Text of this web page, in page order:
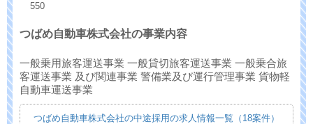
550
つばめ自動車株式会社の事業内容
一般乗用旅客運送事業 一般貸切旅客運送事業 一般乗合旅
客運送事業 及び関連事業 警備業及び運行管理事業 貨物軽
自動車運送事業
つばめ自動車株式会社の中途採用の求人情報一覧（18案件）